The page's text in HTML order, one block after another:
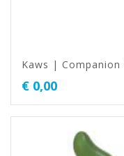
Kaws | Companion
€ 0,00